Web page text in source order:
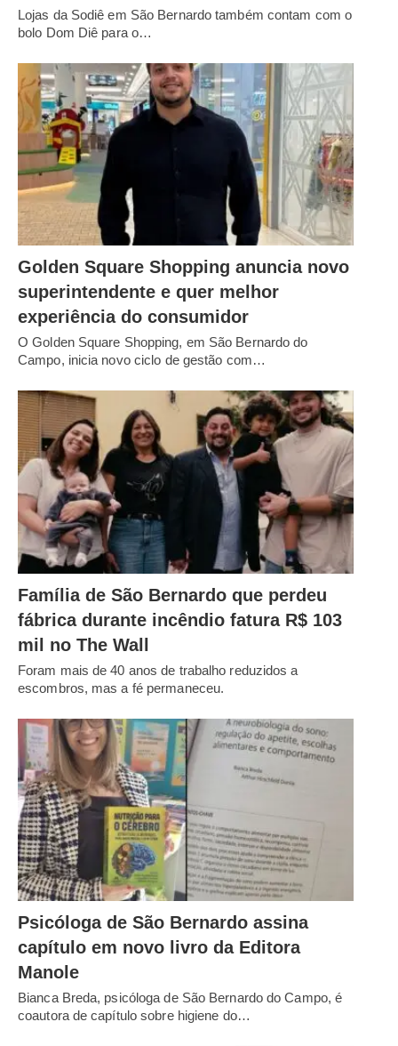
Lojas da Sodiê em São Bernardo também contam com o
bolo Dom Diê para o…
Golden Square Shopping anuncia novo
superintendente e quer melhor
experiência do consumidor
O Golden Square Shopping, em São Bernardo do
Campo, inicia novo ciclo de gestão com…
Família de São Bernardo que perdeu
fábrica durante incêndio fatura R$ 103
mil no The Wall
Foram mais de 40 anos de trabalho reduzidos a
escombros, mas a fé permaneceu.
Psicóloga de São Bernardo assina
capítulo em novo livro da Editora
Manole
Bianca Breda, psicóloga de São Bernardo do Campo, é
coautora de capítulo sobre higiene do…